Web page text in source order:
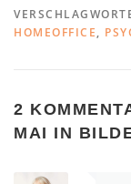
HOMEOFFICE,
2
MAI IN